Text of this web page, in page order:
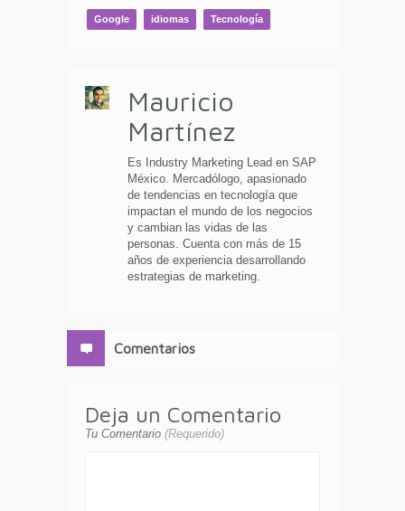
Google idiomas Tecnología
Mauricio
Martínez
Es Industry Marketing Lead en SAP
México. Mercadólogo, apasionado
de tendencias en tecnología que
impactan el mundo de los negocios
y cambian las vidas de las
personas. Cuenta con más de 15
años de experiencia desarrollando
estrategias de marketing.
Comentarios
Deja un Comentario
Tu Comentario (Requerido)